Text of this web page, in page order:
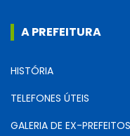
A PREFEITURA
HISTÓRIA
TELEFONES ÚTEIS
GALERIA DE EX-PREFEITOS